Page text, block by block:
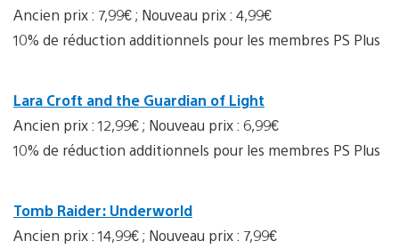
Ancien prix : 7,99€ ; Nouveau prix : 4,99€
10% de réduction additionnels pour les membres PS Plus
Lara Croft and the Guardian of Light
Ancien prix : 12,99€ ; Nouveau prix : 6,99€
10% de réduction additionnels pour les membres PS Plus
Tomb Raider: Underworld
Ancien prix : 14,99€ ; Nouveau prix : 7,99€